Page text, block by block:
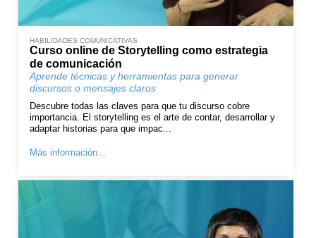
HABILIDADES COMUNICATIVAS
Curso online de Storytelling como estrategia
de comunicación
Aprende técnicas y herramientas para generar
discursos o mensajes claros
Descubre todas las claves para que tu discurso cobre
importancia. El storytelling es el arte de contar, desarrollar y
adaptar historias para que impac...
Más información...